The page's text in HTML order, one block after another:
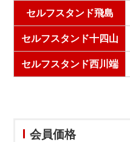
セルフスタンド飛島
セルフスタンド十四山
セルフスタンド西川端
会員価格